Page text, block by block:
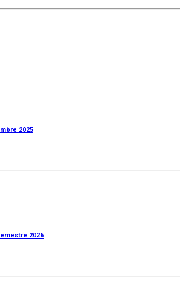
2025
2026